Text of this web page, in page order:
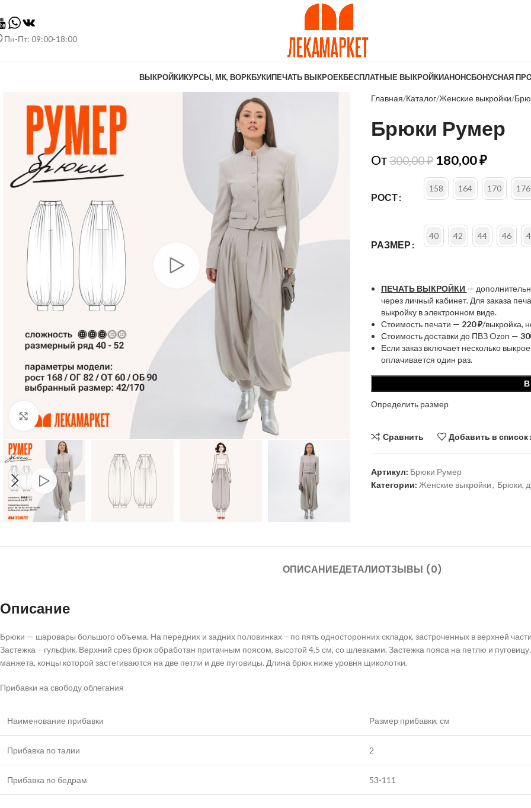
Пн-Пт: 09:00-18:00
ВЫКРОЙКИКУРСЫ, МК, ВОРКБУКИПЕЧАТЬ ВЫКРОЕКБЕСПЛАТНЫЕ ВЫКРОЙКИАНОНСБОНУСНАЯ
Нажмите, чтобы увеличить
Главная Каталог Женские выкройки
Брюки Румер
От300,00₽ 180,00₽
РОСТ
158 164 170 176
РАЗМЕР
40 42 44 46
ПЕЧАТЬ ВЫКРОЙКИ —
через личный кабинет. Для заказа
выкройку в электронном виде.
Стоимость печати — 220 ₽/выкройка,
Стоимость доставки до ПВЗ Ozon —
Если заказ включает несколько
оплачивается один раз.
Определить размер
Сравнить Добавить в список
Артикул: Брюки Румер
Категории: Женские выкройки, Брюки,
ОПИСАНИЕДЕТАЛИОТЗЫВЫ (0)
Описание
Брюки — шаровары большого объема. На передних и задних половинках – по пять односторонних складок, застроченных в верхней
Застежка – гульфик. Верхний срез брюк обработан притачным поясом, высотой 4,5 см, со шлевками. Застежка пояса на петлю и
манжета, концы которой застегиваются на две петли и две пуговицы. Длина брюк ниже уровня щиколотки.
Прибавки на свободу облегания
Наименование прибавки Размер прибавки, см
Прибавка по талии 2
Прибавка по бедрам 53-111